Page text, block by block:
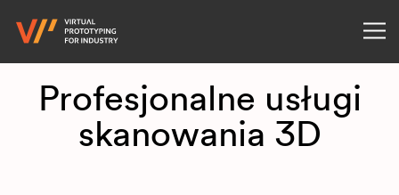
Profesjonalne usługi
skanowania 3D